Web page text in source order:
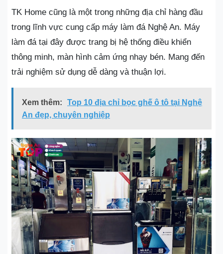
TK Home cũng là một trong những địa chỉ hàng đầu
trong lĩnh vực cung cấp máy làm đá Nghệ An. Máy
làm đá tại đây được trang bị hệ thống điều khiển
thông minh, màn hình cảm ứng nhạy bén. Mang đến
trải nghiệm sử dụng dễ dàng và thuận lợi.
Xem thêm:
Top 10 địa chỉ bọc ghế ô tô tại Nghệ
An đẹp, chuyên nghiệp